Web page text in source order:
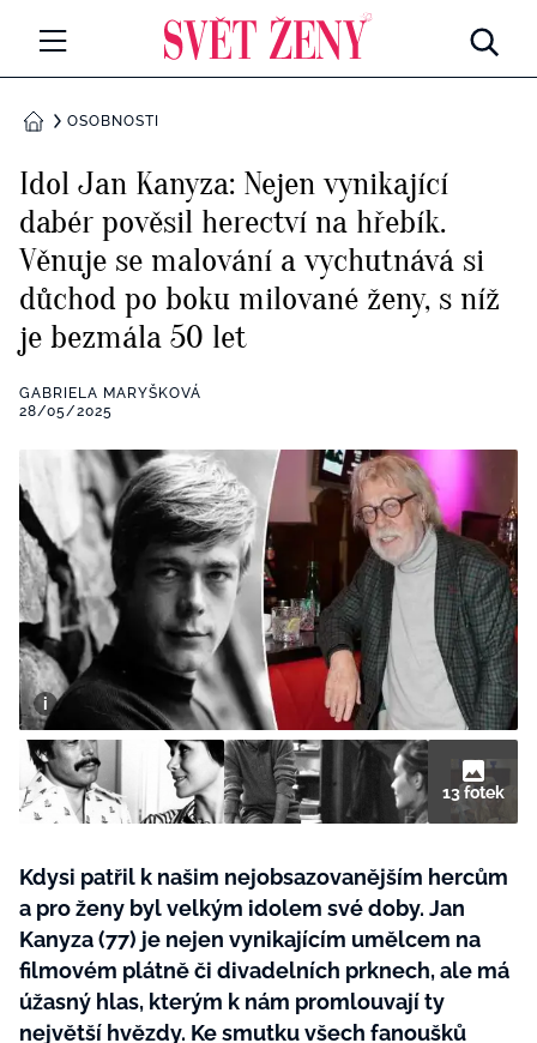
Všechny kategorie
Rozhovory
RETROHUBKY
PSYCHOLOGIE
Všechny kategorie
ZDRAVÍ
Všechny kategorie
ZÁBAVA
Všechny kategorie
Testy a kvízy
BYDLENÍ
Všechny kategorie
Tvoření
Rady a tipy
BurdaMedia
Extra
SVĚT ŽENY - 599 KČ
ROČNÍ PŘEDPLATNÉ SVĚT ŽENY +
SADA PRODUKTŮ MANA (10 ks)
DOMŮOSOBNOSTI
Idol Jan Kanyza: Nejen vynikající
dabér pověsil herectví na hřebík.
Věnuje se malování a vychutnává si
důchod po boku milované ženy, s níž
je bezmála 50 let
GABRIELA MARYŠKOVÁ
28/05/2025
13 fotek
Kdysi patřil k našim nejobsazovanějším hercům
a pro ženy byl velkým idolem své doby. Jan
Kanyza (77) je nejen vynikajícím umělcem na
filmovém plátně či divadelních prknech, ale má
úžasný hlas, kterým k nám promlouvají ty
největší hvězdy. Ke smutku všech fanoušků